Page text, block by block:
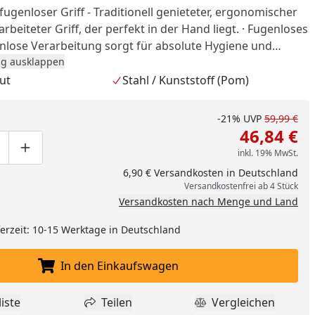
fugenloser Griff - Traditionell genieteter, ergonomischer
Griff, der perfekt in der Hand liegt. · Fugenloses
Verarbeitung sorgt für absolute Hygiene und
· Geschmiedete Klinge - Geschmiedete Klinge aus
Spezialklingenstahl. Langanhaltende
Edelstahl Rostfrei 18/10.
ausklappen
Stahl / Kunststoff (Pom)
um eins verringern
manuell eingeben
Produktmenge um eins erhöhen
-21% UVP 59,99 €
46,84 €
inkl. 19% MwSt.
6,90 € Versandkosten in Deutschland
Versandkostenfrei ab 4 Stück
Versandkosten nach Menge und Land
10-15 Werktage in Deutschland
In den Einkaufswagen legen
In den Einkaufswagen
zur Wunschliste hinzufügen
Teilen
Teilen Produkt
Vergleichen